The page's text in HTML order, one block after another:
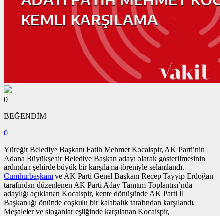
0
BEĞENDİM
0
Yüreğir Belediye Başkanı Fatih Mehmet Kocaispir, AK Parti’nin
Adana Büyükşehir Belediye Başkan adayı olarak gösterilmesinin
ardından şehirde büyük bir karşılama töreniyle selamlandı.
Cumhurbaşkanı ve AK Parti Genel Başkanı Recep Tayyip Erdoğan
tarafından düzenlenen AK Parti Aday Tanıtım Toplantısı’nda
adaylığı açıklanan Kocaispir, kente dönüşünde AK Parti İl
Başkanlığı önünde coşkulu bir kalabalık tarafından karşılandı.
Meşaleler ve sloganlar eşliğinde karşılanan Kocaispir,